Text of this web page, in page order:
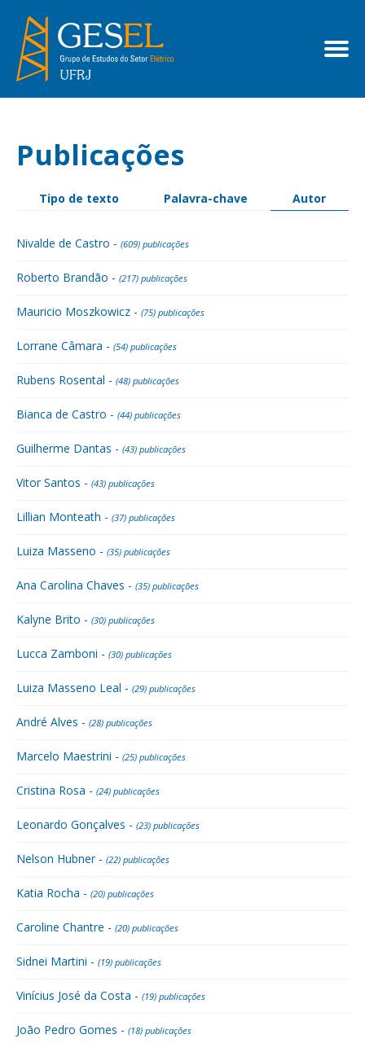
Publicações
Tipo de texto Palavra-chave Autor
Nivalde de Castro - (609) publicações
Roberto Brandão - (217) publicações
Mauricio Moszkowicz - (75) publicações
Lorrane Câmara - (54) publicações
Rubens Rosental - (48) publicações
Bianca de Castro - (44) publicações
Guilherme Dantas - (43) publicações
Vitor Santos - (43) publicações
Lillian Monteath - (37) publicações
Luiza Masseno - (35) publicações
Ana Carolina Chaves - (35) publicações
Kalyne Brito - (30) publicações
Lucca Zamboni - (30) publicações
Luiza Masseno Leal - (29) publicações
André Alves - (28) publicações
Marcelo Maestrini - (25) publicações
Cristina Rosa - (24) publicações
Leonardo Gonçalves - (23) publicações
Nelson Hubner - (22) publicações
Katia Rocha - (20) publicações
Caroline Chantre - (20) publicações
Sidnei Martini - (19) publicações
Vinícius José da Costa - (19) publicações
João Pedro Gomes - (18) publicações